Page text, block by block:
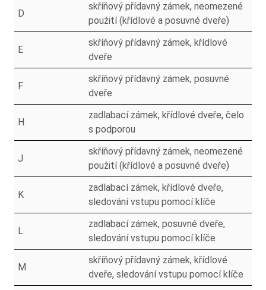
D
skříňový přídavný zámek, neomezené
použití (křídlové a posuvné dveře)
E
skříňový přídavný zámek, křídlové
dveře
F
skříňový přídavný zámek, posuvné
dveře
H
zadlabací zámek, křídlové dveře, čelo
s podporou
J
skříňový přídavný zámek, neomezené
použití (křídlové a posuvné dveře)
K
zadlabací zámek, křídlové dveře,
sledování vstupu pomocí klíče
L
zadlabací zámek, posuvné dveře,
sledování vstupu pomocí klíče
M
skříňový přídavný zámek, křídlové
dveře, sledování vstupu pomocí klíče